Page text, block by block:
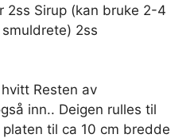
2ss Sirup (kan bruke 2-4
2ss
Resten av
inn.. Deigen rulles til
til ca 10 cm bredde